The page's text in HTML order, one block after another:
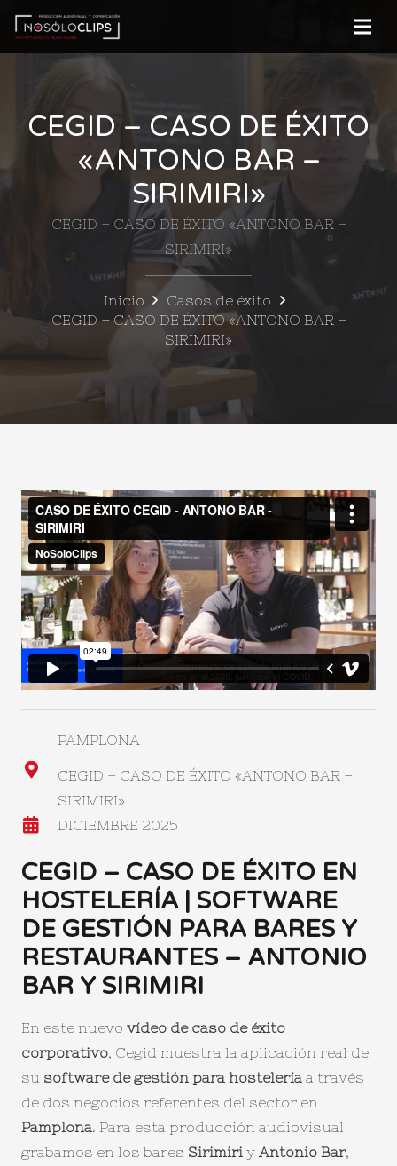
CEGID – CASO DE ÉXITO
«ANTONO BAR –
SIRIMIRI»
CEGID – CASO DE ÉXITO «ANTONO BAR –
SIRIMIRI»
Inicio
Casos de éxito
CEGID – CASO DE ÉXITO «ANTONO BAR –
SIRIMIRI»
PAMPLONA
CEGID – CASO DE ÉXITO «ANTONO BAR –
SIRIMIRI»
DICIEMBRE 2025
CEGID – CASO DE ÉXITO EN
HOSTELERÍA | SOFTWARE
DE GESTIÓN PARA BARES Y
RESTAURANTES – ANTONIO
BAR Y SIRIMIRI
En este nuevo vídeo de caso de éxito
corporativo, Cegid muestra la aplicación real de
su software de gestión para hostelería a través
de dos negocios referentes del sector en
Pamplona. Para esta producción audiovisual
grabamos en los bares Sirimiri y Antonio Bar,